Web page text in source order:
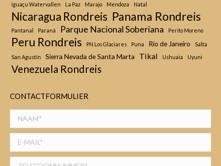
Iguaçu Watervallen
La Paz Marajo Mendoza Natal
Nicaragua Rondreis Panama Rondreis
Pantanal Paraná Parque Nacional Soberiana Perito Moreno
Peru Rondreis PN Los Glaciares Puna Rio de Janeiro
Salta
San Agustín
Sierra Nevada de Santa Marta Tikal Ushuaia Uyuni
Venezuela Rondreis
CONTACTFORMULIER